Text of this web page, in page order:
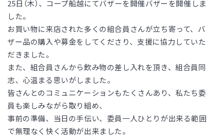
25日（木）、コープ船越にてバザーを開催バザーを開催しま
した。
お買い物に来店された多くの組合員さんが立ち寄って、バ
ザー品の購入や募金をしてくださり、支援に協力していた
だきました。
また、組合員さんから飲み物の差し入れを頂き、組合員同
志、心温まる思いがしました。
皆さんとのコミュニケーションもたくさんあり、私たち委
員も楽しみながら取り組め、
事前の準備、当日の手伝い、委員一人ひとりが出来る範囲
で無理なく快く活動が出来ました。